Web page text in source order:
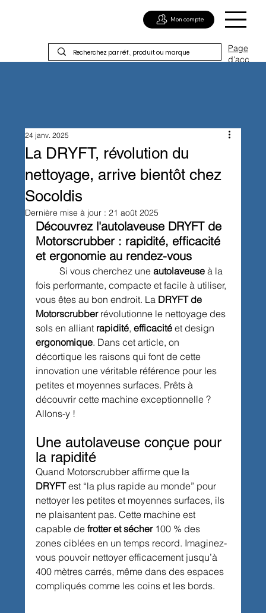
Page
d'acc
Mon compte
La DRYFT, révolution du
nettoyage, arrive bientôt chez
Socoldis
24 janv. 2025
Dernière mise à jour :21 août 2025
Découvrez l'autolaveuse DRYFT de
Motorscrubber : rapidité, efficacité
	Si vous cherchez une
autolaveuse à la
fois performante, compacte et facile à utiliser,
vous êtes au bon endroit. La DRYFT de
Motorscrubber révolutionne le nettoyage des
sols en alliant rapidité, efficacité et design
ergonomique. Dans cet article, on
décortique les raisons qui font de cette
innovation une véritable référence pour les
petites et moyennes surfaces. Prêts à
découvrir cette machine exceptionnelle ?
Allons-y !
Une autolaveuse conçue pour
la rapidité
Quand Motorscrubber affirme que la
DRYFT est “la plus rapide au monde” pour
nettoyer les petites et moyennes surfaces, ils
ne plaisantent pas. Cette machine est
capable de frotter et sécher 100 % des
zones ciblées en un temps record. Imaginez-
vous pouvoir nettoyer efficacement jusqu’à
400 mètres carrés, même dans des espaces
compliqués comme les coins et les bords.